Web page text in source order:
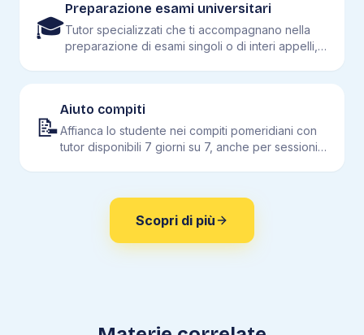
🎓
Preparazione esami universitari
Tutor specializzati che ti accompagnano nella
preparazione di esami singoli o di interi appelli,
📝
Aiuto compiti
Affianca lo studente nei compiti pomeridiani con
tutor disponibili 7 giorni su 7, anche per sessioni
Scopri di più